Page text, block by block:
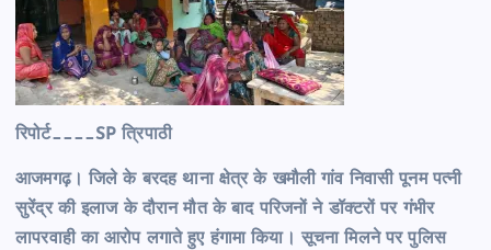
रिपोर्ट____SP त्रिपाठी
आजमगढ़। जिले के बरदह थाना क्षेत्र के खमौली गांव निवासी पूनम पत्नी
सुरेंद्र की इलाज के दौरान मौत के बाद परिजनों ने डॉक्टरों पर गंभीर
लापरवाही का आरोप लगाते हुए हंगामा किया। सूचना मिलने पर पुलिस